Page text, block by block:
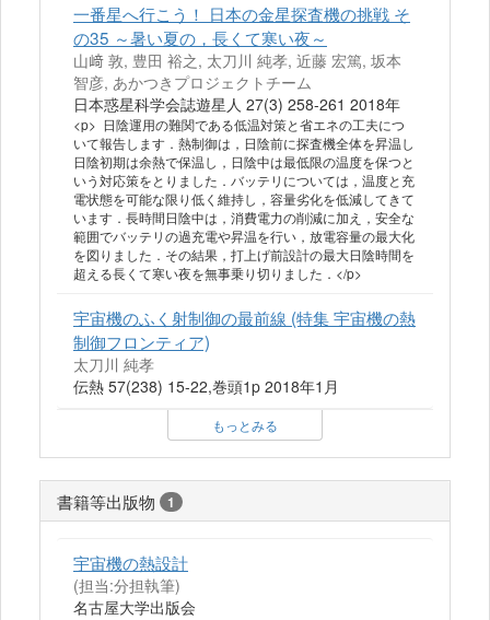
一番星へ行こう！ 日本の金星探査機の挑戦 そ
の35 ～暑い夏の，長くて寒い夜～
山﨑 敦, 豊田 裕之, 太刀川 純孝, 近藤 宏篤, 坂本
智彦, あかつきプロジェクトチーム
日本惑星科学会誌遊星人 27(3) 258-261 2018年
<p> 日陰運用の難関である低温対策と省エネの工夫につ
いて報告します．熱制御は，日陰前に探査機全体を昇温し
日陰初期は余熱で保温し，日陰中は最低限の温度を保つと
いう対応策をとりました．バッテリについては，温度と充
電状態を可能な限り低く維持し，容量劣化を低減してきて
います．長時間日陰中は，消費電力の削減に加え，安全な
範囲でバッテリの過充電や昇温を行い，放電容量の最大化
を図りました．その結果，打上げ前設計の最大日陰時間を
超える長くて寒い夜を無事乗り切りました．</p>
宇宙機のふく射制御の最前線 (特集 宇宙機の熱
制御フロンティア)
太刀川 純孝
伝熱 57(238) 15-22,巻頭1p 2018年1月
もっとみる
書籍等出版物 1
宇宙機の熱設計
(担当:分担執筆)
名古屋大学出版会